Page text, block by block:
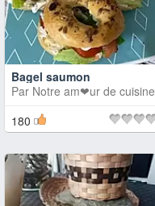
Bagel saumon
Par Notre am❤ur de cuisine
180